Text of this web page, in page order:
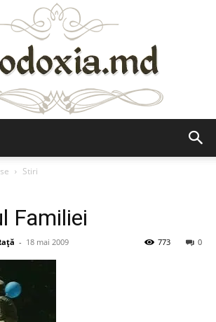
Stiri
Familiei
- 18 mai 2009 0
773